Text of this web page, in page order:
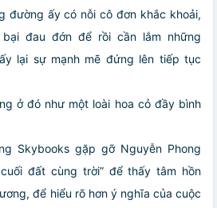
đường ấy có nỗi cô đơn khắc khoải,
đau đớn để rồi cần lắm những
lại sự mạnh mẽ đứng lên tiếp tục
ở đó như một loài hoa cỏ đầy bình
Skybooks gặp gỡ Nguyễn Phong
đất cùng trời” để thấy tâm hồn
để hiểu rõ hơn ý nghĩa của cuộc